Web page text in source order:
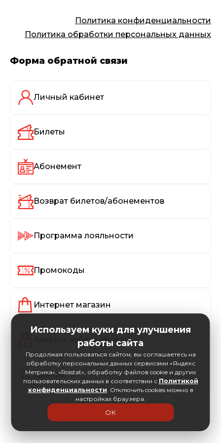
Политика конфиденциальности
Политика обработки персональных данных
Форма обратной связи
Личный кабинет
Билеты
Абонемент
Возврат билетов/абонементов
Программа лояльности
Промокоды
Интернет магазин
Аккаунт заблокирован
Другое
Используем куки для улучшения
работы сайта
Продолжая пользоваться сайтом, вы соглашаетесь на
обработку персональных данных сервисами «Яндекс
Метрика», «Roistat», обработку файлов cookie и других
пользовательских данных в соответствии с Политикой
конфиденциальности. Отключить cookies можно в
настройках браузера.
ОК